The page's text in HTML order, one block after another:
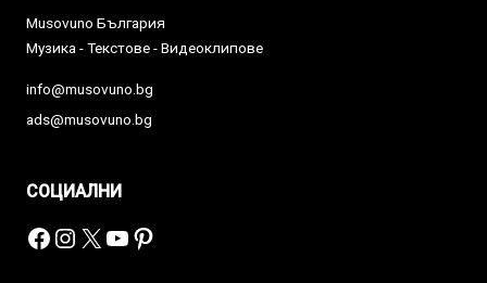
Musovuno България
Музика - Текстове - Видеоклипове
info@musovuno.bg
ads@musovuno.bg
СОЦИАЛНИ
Facebook
Instagram
X YouTube
Pinterest